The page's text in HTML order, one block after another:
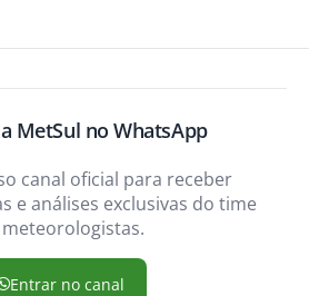
MetSul no WhatsApp
canal oficial para receber
e análises exclusivas do time
Entrar no canal